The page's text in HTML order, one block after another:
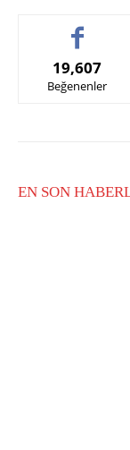
19,607
Beğenenler
EN SON